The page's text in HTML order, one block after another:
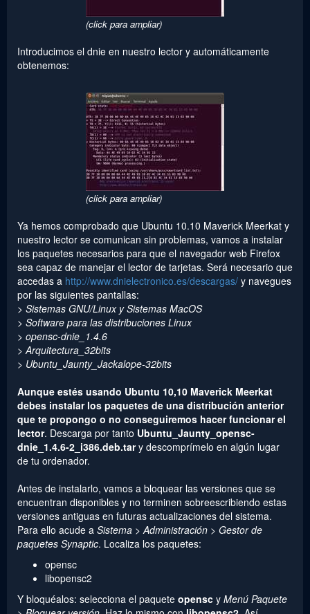
(click para ampliar)
Introducimos el dnie en nuestro lector y automáticamente
obtenemos:
(click para ampliar)
Ya hemos comprobado que Ubuntu 10.10 Maverick Meerkat y
nuestro lector se comunican sin problemas, vamos a instalar
los paquetes necesarios para que el navegador web Firefox
sea capaz de manejar el lector de tarjetas. Será necesario que
accedas a http://www.dnielectronico.es/descargas/ y navegues
por las siguientes pantallas:
> Sistemas GNU/Linux y Sistemas MacOS
> Software para las distribuciones Linux
> opensc-dnie_1.4.6
> Arquitectura_32bits
> Ubuntu_Jaunty_Jackalope-32bits
Aunque estés usando Ubuntu 10,10 Maverick Meerkat
debes instalar los paquetes de una distribución anterior
que te propongo o no conseguiremos hacer funcionar el
lector. Descarga por tanto Ubuntu_Jaunty_opensc-
dnie_1.4.6-2_i386.deb.tary descomprímelo en algún lugar
de tu ordenador.
Antes de instalarlo, vamos a bloquear las versiones que se
encuentran disponibles y no terminen sobreescribiendo estas
versiones antiguas en futuras actualizaciones del sistema.
Para ello acude a Sistema > Administración > Gestor de
paquetes Synaptic. Localiza los paquetes:
opensc
libopensc2
Y bloquéalos: selecciona el paquete opensc y Menú Paquete